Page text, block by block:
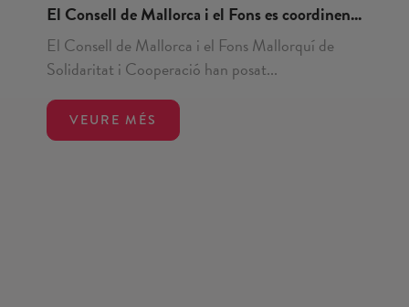
El Consell de Mallorca i el Fons es coordinen...
El Consell de Mallorca i el Fons Mallorquí de
Solidaritat i Cooperació han posat...
VEURE MÉS